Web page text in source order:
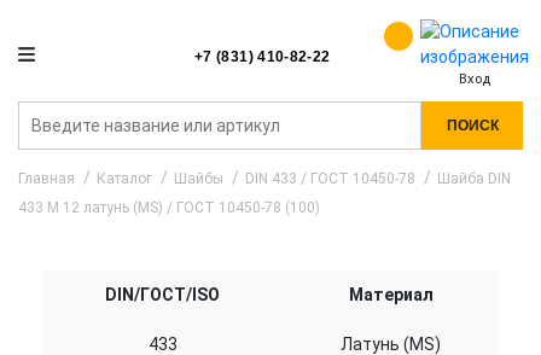
+7 (831) 410-82-22
Вход
ПОИСК
Главная Каталог Шайбы DIN 433 / ГОСТ 10450-78
Шайба DIN
433 M 12 латунь (MS) / ГОСТ 10450-78 (100)
DIN/ГОСТ/ISO Материал
433 Латунь (MS)